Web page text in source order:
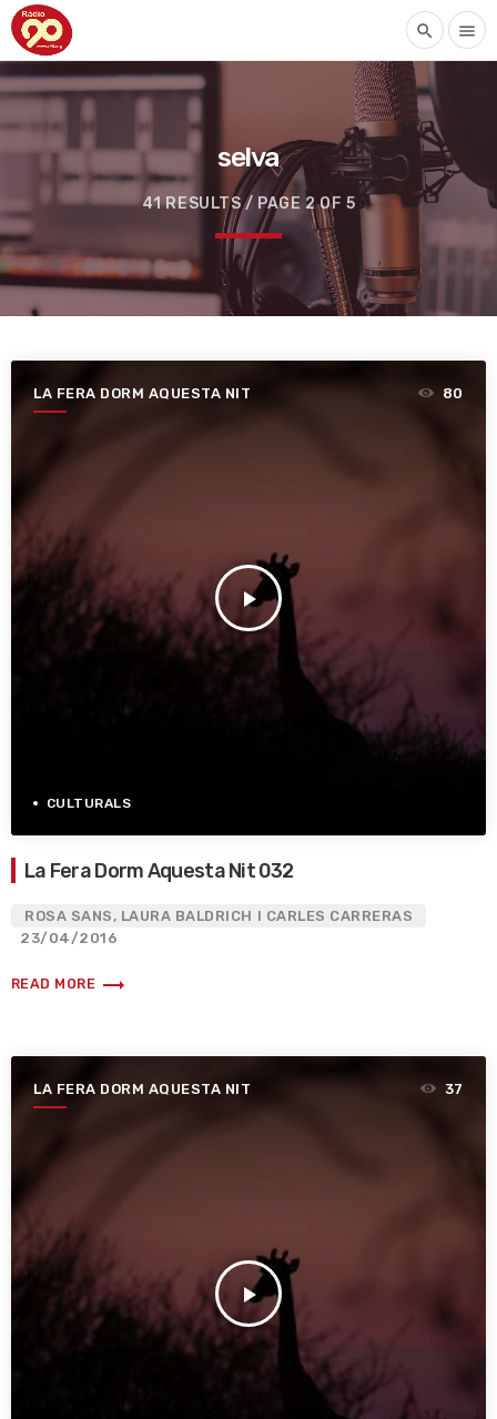
search menu
selva
41 RESULTS / PAGE 2 OF 5
LA FERA DORM AQUESTA NIT
play_arrow
80
CULTURALS
La Fera Dorm Aquesta Nit 032
ROSA SANS, LAURA BALDRICH I CARLES CARRERAS
23/04/2016
READ MORE trending_flat
LA FERA DORM AQUESTA NIT
play_arrow
37